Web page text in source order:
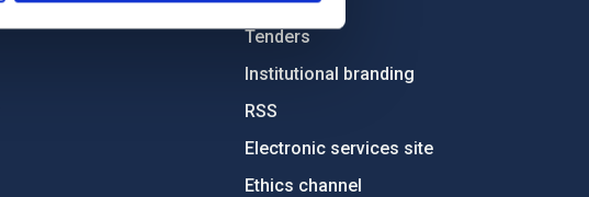
Tenders
Institutional branding
RSS
Electronic services site
Ethics channel